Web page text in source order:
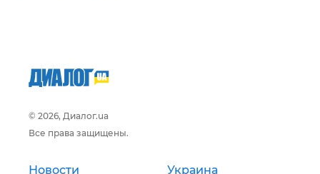
© 2026, Диалог.ua
Все права защищены.
Новости Украина